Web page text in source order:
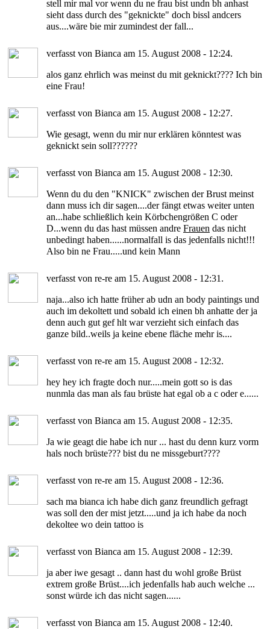
stell mir mal vor wenn du ne frau bist undn bh anhast
sieht dass durch des "geknickte" doch bissl andcers
aus....wäre bie mir zumindest der fall...
verfasst von Bianca am 15. August 2008 - 12:24.
alos ganz ehrlich was meinst du mit geknickt???? Ich bin
eine Frau!
verfasst von Bianca am 15. August 2008 - 12:27.
Wie gesagt, wenn du mir nur erklären könntest was
geknickt sein soll??????
verfasst von Bianca am 15. August 2008 - 12:30.
Wenn du du den "KNICK" zwischen der Brust meinst
dann muss ich dir sagen....der fängt etwas weiter unten
an...habe schließlich kein Körbchengrößen C oder
D...wenn du das hast müssen andre Frauen das nicht
unbedingt haben......normalfall is das jedenfalls nicht!!!
Also bin ne Frau.....und kein Mann
verfasst von re-re am 15. August 2008 - 12:31.
naja...also ich hatte früher ab udn an body paintings und
auch im dekoltett und sobald ich einen bh anhatte der ja
denn auch gut gef hlt war verzieht sich einfach das
ganze bild..weils ja keine ebene fläche mehr is....
verfasst von re-re am 15. August 2008 - 12:32.
hey hey ich fragte doch nur.....mein gott so is das
nunmla das man als fau brüste hat egal ob a c oder e......
verfasst von Bianca am 15. August 2008 - 12:35.
Ja wie geagt die habe ich nur ... hast du denn kurz vorm
hals noch brüste??? bist du ne missgeburt????
verfasst von re-re am 15. August 2008 - 12:36.
sach ma bianca ich habe dich ganz freundlich gefragt
was soll den der mist jetzt.....und ja ich habe da noch
dekoltee wo dein tattoo is
verfasst von Bianca am 15. August 2008 - 12:39.
ja aber iwe gesagt .. dann hast du wohl große Brüst
extrem große Brüst....ich jedenfalls hab auch welche ...
sonst würde ich das nicht sagen......
verfasst von Bianca am 15. August 2008 - 12:40.